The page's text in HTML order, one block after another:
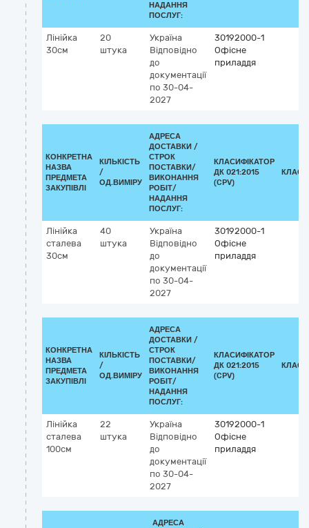
НАДАННЯ
ПОСЛУГ:
Лінійка
30см
20
штука
Україна
Відповідно
до
документації
по 30-04-
2027
30192000-1
Офісне
приладдя
КОНКРЕТНА
НАЗВА
ПРЕДМЕТА
ЗАКУПІВЛІ
КІЛЬКІСТЬ
/
ОД.ВИМІРУ
АДРЕСА
ДОСТАВКИ /
СТРОК
ПОСТАВКИ/
ВИКОНАННЯ
РОБІТ/
НАДАННЯ
ПОСЛУГ:
КЛАСИФІКАТОР
ДК 021:2015
(CPV)
Лінійка
сталева
30см
40
штука
Україна
Відповідно
до
документації
по 30-04-
2027
30192000-1
Офісне
приладдя
КОНКРЕТНА
НАЗВА
ПРЕДМЕТА
ЗАКУПІВЛІ
КІЛЬКІСТЬ
/
ОД.ВИМІРУ
АДРЕСА
ДОСТАВКИ /
СТРОК
ПОСТАВКИ/
ВИКОНАННЯ
РОБІТ/
НАДАННЯ
ПОСЛУГ:
КЛАСИФІКАТОР
ДК 021:2015
(CPV)
Лінійка
сталева
100см
22
штука
Україна
Відповідно
до
документації
по 30-04-
2027
30192000-1
Офісне
приладдя
АДРЕСА